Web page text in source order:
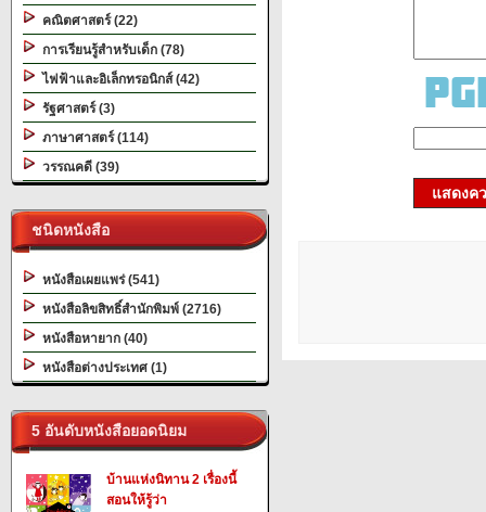
คณิตศาสตร์ (22)
การเรียนรู้สำหรับเด็ก (78)
ไฟฟ้าและอิเล็กทรอนิกส์ (42)
รัฐศาสตร์ (3)
ภาษาศาสตร์ (114)
วรรณคดี (39)
ชนิดหนังสือ
หนังสือเผยแพร่ (541)
หนังสือลิขสิทธิ์สำนักพิมพ์ (2716)
หนังสือหายาก (40)
หนังสือต่างประเทศ (1)
5 อันดับหนังสือยอดนิยม
บ้านแห่งนิทาน 2 เรื่องนี้
สอนให้รู้ว่า
แสดงค